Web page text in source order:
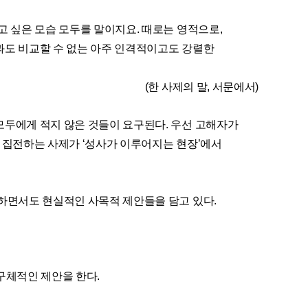
싶은 모습 모두를 말이지요. 때로는 영적으로,
비교할 수 없는 아주 인격적이고도 강렬한
(한 사제의 말, 서문에서)
에게 적지 않은 것들이 요구된다. 우선 고해자가
전하는 사제가 ‘성사가 이루어지는 현장’에서
면서도 현실적인 사목적 제안들을 담고 있다.
체적인 제안을 한다.